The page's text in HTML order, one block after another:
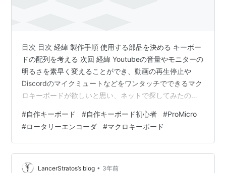
目次 目次 経緯 製作手順 使用する部品を決める キーボー
ドの配列を考える 次回 経緯 Youtubeの音量やモニターの
明るさを素早く変えることができ、動画の再生停止や
Discordのマイクミュートなどをワンタッチでできるマク
ロキーボードが欲しいと思い、ネットで探してみたので
した。 今回初めて自作キーボードを作るので、苦戦する
と思いますが頑張りたいと思います。 製作手順 1.使用す
る部品を決める 2.キーボードの配列を考える 3.kicadで
基盤の設計 4.qmk firmwareでファームウェアの作成
5.pcb基盤の発注 6.組み立て 今回…
#自作キーボード #自作キーボード初心者 #ProMicro
#ロータリーエンコーダ #マクロキーボード
LancerStratos’s blog • 3年前